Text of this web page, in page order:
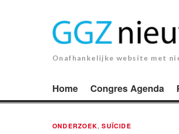
Onafhankelijke website met
Home Congres Agenda
ONDERZOEK,SUÏCIDE